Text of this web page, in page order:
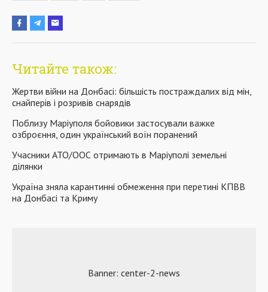
Читайте також:
Жертви війни на Донбасі: більшість постраждалих від мін,
снайперів і розривів снарядів
Поблизу Маріуполя бойовики застосували важке
озброєння, один український воїн поранений
Учасники АТО/ООС отримають в Маріуполі земельні
ділянки
Україна зняла карантинні обмеження при перетині КПВВ
на Донбасі та Криму